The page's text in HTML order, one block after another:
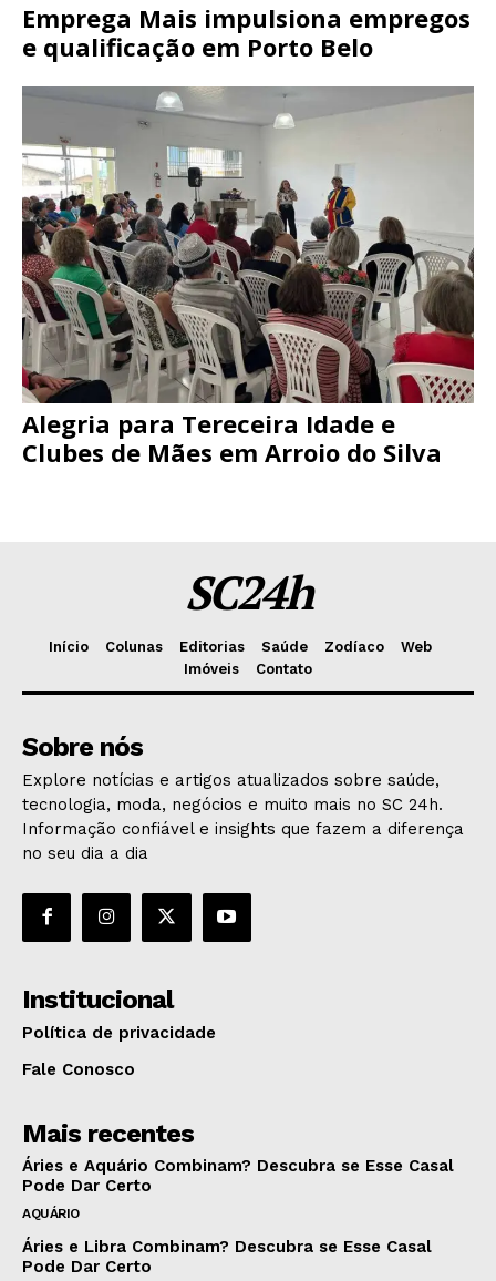
Emprega Mais impulsiona empregos
e qualificação em Porto Belo
Alegria para Tereceira Idade e
Clubes de Mães em Arroio do Silva
SC24h
Início Colunas Editorias Saúde Zodíaco
Web
Imóveis
Contato
Sobre nós
Explore notícias e artigos atualizados sobre saúde,
tecnologia, moda, negócios e muito mais no SC 24h.
Informação confiável e insights que fazem a diferença
no seu dia a dia
Institucional
Política de privacidade
Fale Conosco
Mais recentes
Áries e Aquário Combinam? Descubra se Esse Casal
Pode Dar Certo
AQUÁRIO
Áries e Libra Combinam? Descubra se Esse Casal
Pode Dar Certo